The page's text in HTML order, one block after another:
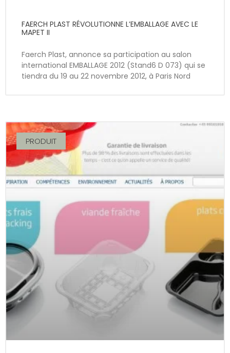
FAERCH PLAST RÉVOLUTIONNE L’EMBALLAGE AVEC LE
MAPET II
Faerch Plast, annonce sa participation au salon
international EMBALLAGE 2012 (Stand6 D 073) qui se
tiendra du 19 au 22 novembre 2012, à Paris Nord
PRODUIT